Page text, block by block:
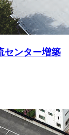
センター増築